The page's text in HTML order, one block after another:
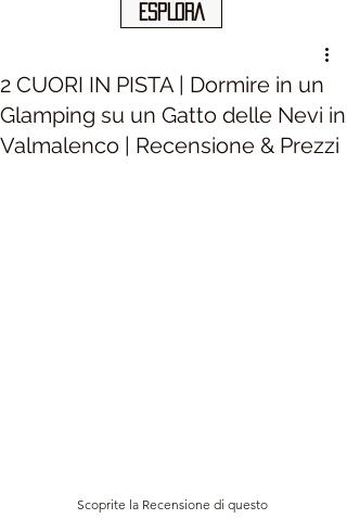
ESPLORA
2 CUORI IN PISTA | Dormire in un
Glamping su un Gatto delle Nevi in
Valmalenco | Recensione & Prezzi
Scoprite la Recensione di questo